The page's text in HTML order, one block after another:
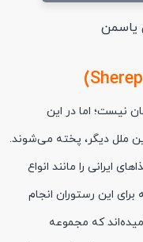
یاسمن
نیست؛ اما در این
ملل دیگر، پخته می‌شوند.
ایرانی را مانند انواع
برای این رستوران انجام
که مجموعه